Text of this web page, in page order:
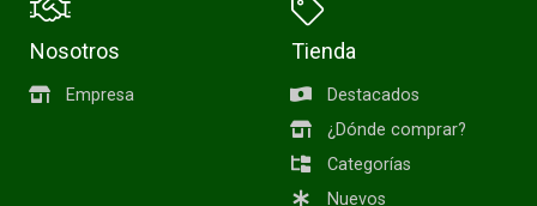
Nosotros
Empresa
Tienda
Destacados
¿Dónde comprar?
Categorías
Nuevos